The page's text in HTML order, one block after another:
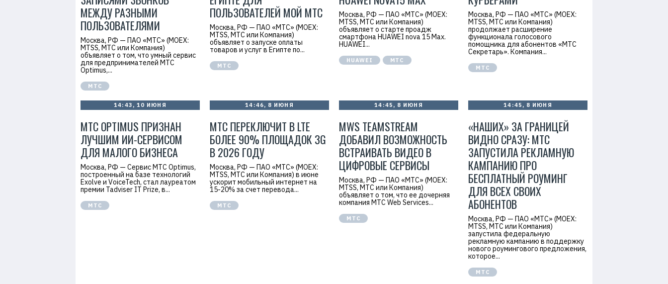
МЕЖДУ РАЗНЫМИ
ПОЛЬЗОВАТЕЛЯМИ
Москва, РФ — ПАО «МТС» (MOEX:
MTSS, МТС или Компания)
объявляет о том, что умный сервис
для предпринимателей МТС
Optimus,...
МТС
ПОЛЬЗОВАТЕЛЕЙ МОЙ МТС
Москва, РФ — ПАО «МТС» (MOEX:
MTSS, МТС или Компания)
объявляет о запуске оплаты
товаров и услуг в Египте по...
МТС
Москва, РФ — ПАО «МТС» (MOEX:
MTSS, МТС или Компания)
объявляет о старте проадж
смартфона HUAWEI nova 15 Max.
HUAWEI...
HUAWEI МТС
Москва, РФ — ПАО «МТС» (MOEX:
MTSS, МТС или Компания)
продолжает расширение
функционала голосового
помощника для абонентов «МТС
Секретарь». Компания...
МТС
14:43, 10 ИЮНЯ
МТС OPTIMUS ПРИЗНАН
ЛУЧШИМ ИИ-СЕРВИСОМ
ДЛЯ МАЛОГО БИЗНЕСА
Москва, РФ — Сервис МТС Optimus,
построенный на базе технологий
Exolve и VoiceTech, стал лауреатом
премии Tadviser IT Prize, в...
МТС
14:46, 8 ИЮНЯ
МТС ПЕРЕКЛЮЧИТ В LTE
БОЛЕЕ 90% ПЛОЩАДОК 3G
В 2026 ГОДУ
Москва, РФ — ПАО «МТС» (MOEX:
MTSS, МТС или Компания) в июне
ускорит мобильный интернет на
15-20% за счет перевода...
МТС
14:45, 8 ИЮНЯ
MWS TEAMSTREAM
ДОБАВИЛ ВОЗМОЖНОСТЬ
ВСТРАИВАТЬ ВИДЕО В
ЦИФРОВЫЕ СЕРВИСЫ
Москва, РФ — ПАО «МТС» (MOEX:
MTSS, МТС или Компания)
объявляет о том, что ее дочерняя
компания МТС Web Services...
МТС
14:45, 8 ИЮНЯ
«НАШИХ» ЗА ГРАНИЦЕЙ
ВИДНО СРАЗУ: МТС
ЗАПУСТИЛА РЕКЛАМНУЮ
КАМПАНИЮ ПРО
БЕСПЛАТНЫЙ РОУМИНГ
ДЛЯ ВСЕХ СВОИХ
АБОНЕНТОВ
Москва, РФ — ПАО «МТС» (MOEX:
MTSS, МТС или Компания)
запустила федеральную
рекламную кампанию в поддержку
нового роумингового предложения,
которое...
МТС
Р
е
а
м
а
.
E